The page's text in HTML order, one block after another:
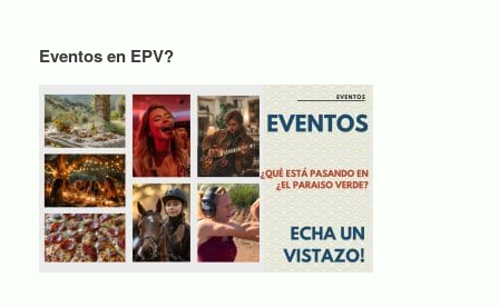
Eventos en EPV?